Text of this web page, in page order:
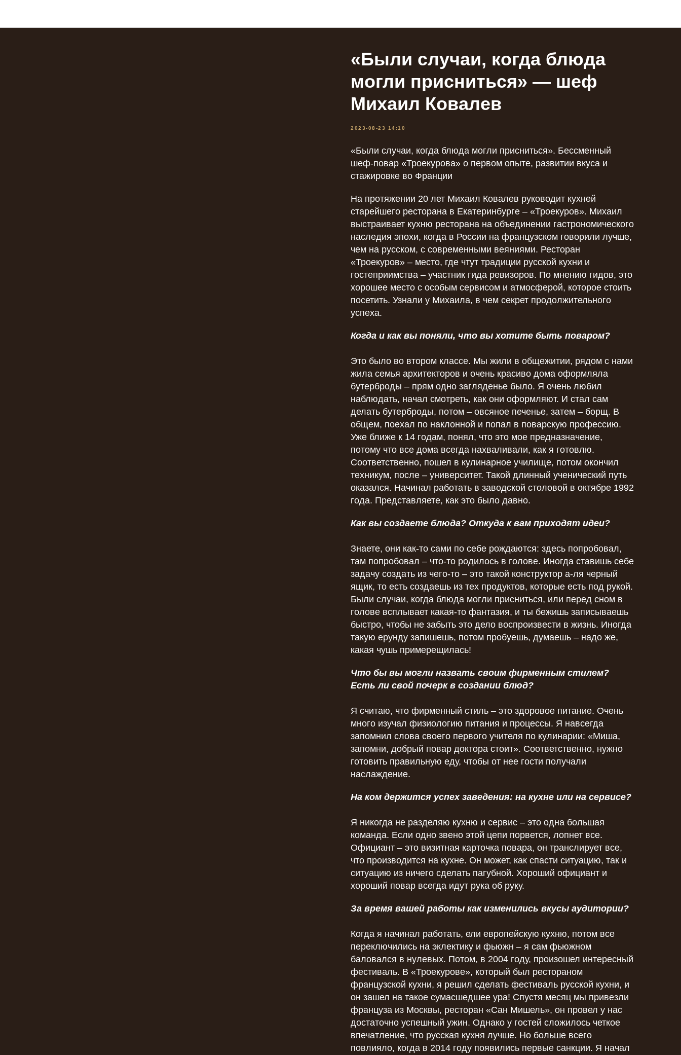
«Были случаи, когда блюда
могли присниться» — шеф
Михаил Ковалев
2023-08-23 14:10
«Были случаи, когда блюда могли присниться». Бессменный
шеф-повар «Троекурова» о первом опыте, развитии вкуса и
стажировке во Франции
На протяжении 20 лет Михаил Ковалев руководит кухней
старейшего ресторана в Екатеринбурге – «Троекуров». Михаил
выстраивает кухню ресторана на объединении гастрономического
наследия эпохи, когда в России на французском говорили лучше,
чем на русском, с современными веяниями. Ресторан
«Троекуров» – место, где чтут традиции русской кухни и
гостеприимства – участник гида ревизоров. По мнению гидов, это
хорошее место с особым сервисом и атмосферой, которое стоить
посетить. Узнали у Михаила, в чем секрет продолжительного
успеха.
Когда и как вы поняли, что вы хотите быть поваром?
Это было во втором классе. Мы жили в общежитии, рядом с нами
жила семья архитекторов и очень красиво дома оформляла
бутерброды – прям одно загляденье было. Я очень любил
наблюдать, начал смотреть, как они оформляют. И стал сам
делать бутерброды, потом – овсяное печенье, затем – борщ. В
общем, поехал по наклонной и попал в поварскую профессию.
Уже ближе к 14 годам, понял, что это мое предназначение,
потому что все дома всегда нахваливали, как я готовлю.
Соответственно, пошел в кулинарное училище, потом окончил
техникум, после – университет. Такой длинный ученический путь
оказался. Начинал работать в заводской столовой в октябре 1992
года. Представляете, как это было давно.
Как вы создаете блюда? Откуда к вам приходят идеи?
Знаете, они как-то сами по себе рождаются: здесь попробовал,
там попробовал – что-то родилось в голове. Иногда ставишь себе
задачу создать из чего-то – это такой конструктор а-ля черный
ящик, то есть создаешь из тех продуктов, которые есть под рукой.
Были случаи, когда блюда могли присниться, или перед сном в
голове всплывает какая-то фантазия, и ты бежишь записываешь
быстро, чтобы не забыть это дело воспроизвести в жизнь. Иногда
такую ерунду запишешь, потом пробуешь, думаешь – надо же,
какая чушь примерещилась!
Что бы вы могли назвать своим фирменным стилем?
Есть ли свой почерк в создании блюд?
Я считаю, что фирменный стиль – это здоровое питание. Очень
много изучал физиологию питания и процессы. Я навсегда
запомнил слова своего первого учителя по кулинарии: «Миша,
запомни, добрый повар доктора стоит». Соответственно, нужно
готовить правильную еду, чтобы от нее гости получали
наслаждение.
На ком держится успех заведения: на кухне или на сервисе?
Я никогда не разделяю кухню и сервис – это одна большая
команда. Если одно звено этой цепи порвется, лопнет все.
Официант – это визитная карточка повара, он транслирует все,
что производится на кухне. Он может, как спасти ситуацию, так и
ситуацию из ничего сделать пагубной. Хороший официант и
хороший повар всегда идут рука об руку.
За время вашей работы как изменились вкусы аудитории?
Когда я начинал работать, ели европейскую кухню, потом все
переключились на эклектику и фьюжн – я сам фьюжном
баловался в нулевых. Потом, в 2004 году, произошел интересный
фестиваль. В «Троекурове», который был рестораном
французской кухни, я решил сделать фестиваль русской кухни, и
он зашел на такое сумасшедшее ура! Спустя месяц мы привезли
француза из Москвы, ресторан «Сан Мишель», он провел у нас
достаточно успешный ужин. Однако у гостей сложилось четкое
впечатление, что русская кухня лучше. Но больше всего
повлияло, когда в 2014 году появились первые санкции. Я начал